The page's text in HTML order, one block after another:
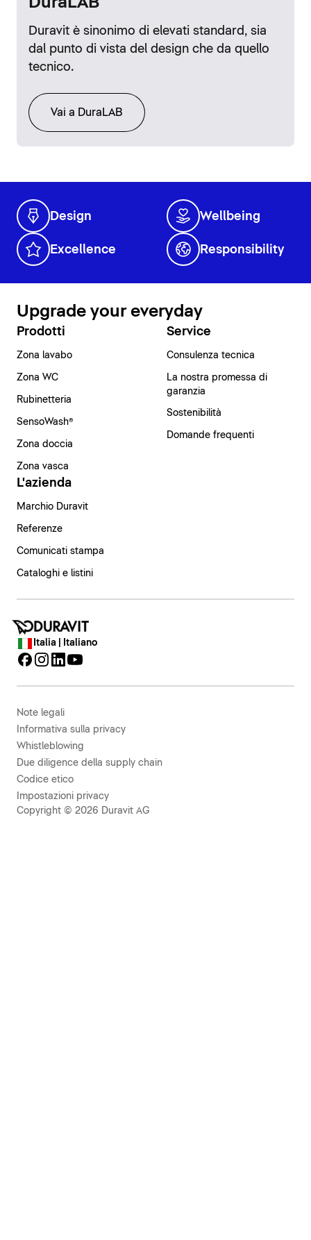
Duravit è sinonimo di elevati standard, sia
dal punto di vista del design che da quello
tecnico.
Vai a DuraLAB
Design Wellbeing
Excellence Responsibility
Upgrade your everyday
Prodotti
Zona lavabo
Zona WC
Rubinetteria
SensoWash®
Zona doccia
Zona vasca
Service
Consulenza tecnica
La nostra promessa di
garanzia
Sostenibilità
Domande frequenti
L'azienda
Marchio Duravit
Referenze
Comunicati stampa
Cataloghi e listini
Italia | Italiano
Note legali
Informativa sulla privacy
Whistleblowing
Due diligence della supply chain
Codice etico
Impostazioni privacy
Copyright © 2026 Duravit AG